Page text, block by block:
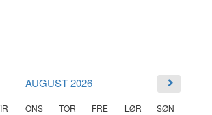
AUGUST 2026
ONS TOR FRE LØR SØN